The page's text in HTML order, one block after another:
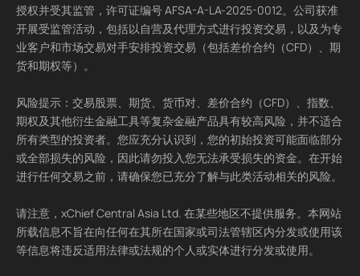
授权并受其监管，许可证编号 AFSA-A-LA-2025-0012。公司获准
开展受监管活动，包括以自营及代理方式进行投资交易，以及为专
业客户和市场交易对手安排投资交易（包括差价合约（CFD）、期
货和期权等）。
风险提示：交易股票、期货、货币对、差价合约（CFD）、指数、
期权及其他衍生金融工具等复杂金融产品具有较高风险，并不适合
所有类型的投资者。您应充分认识到，您的初始投资可能面临部分
或全部损失的风险，因此请勿投入您无法承受损失的资金。在开始
进行任何交易之前，请确保您已充分了解与此类活动相关的风险。
请注意，xChief Central Asia Ltd. 在某些地区不提供服务。本网站
所载信息不旨在向任何在其所在国家或司法管辖区内分发或使用该
等信息将违反适用法律或法规的个人或实体进行分发或使用。